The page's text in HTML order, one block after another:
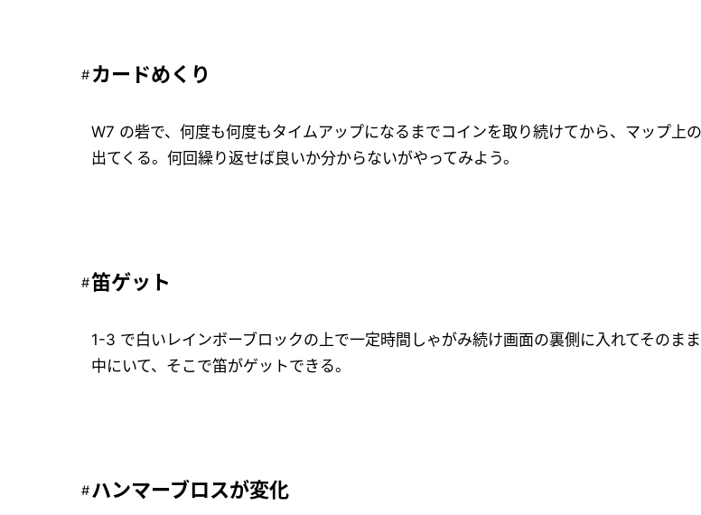
カードめくり
W7 の砦で、何度も何度もタイムアップになるまでコインを取り続けてから、マップ上
出てくる。何回繰り返せば良いか分からないがやってみよう。
笛ゲット
1-3 で白いレインボーブロックの上で一定時間しゃがみ続け画面の裏側に入れてそのま
中にいて、そこで笛がゲットできる。
ハンマーブロスが変化